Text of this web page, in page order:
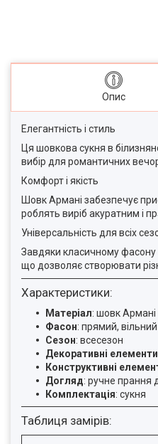
Опис
Елегантність і стиль
Ця шовкова сукня в
вибір для романтичних
Комфорт і якість
Шовк Армані забезпечує
роблять виріб акуратним і
Універсальність для всіх
Завдяки класичному фасону
що дозволяє створювати
Характеристики:
Матеріал: шовк Армані
Фасон: прямий, вільний
Сезон: всесезон
Декоративні елементи
Конструктивні
Догляд: ручне прання
Комплектація: сукня
Таблиця замірів: